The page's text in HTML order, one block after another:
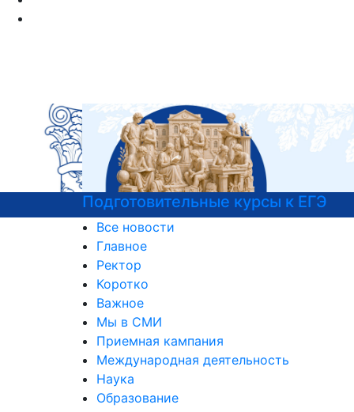
Подготовительные курсы к ЕГЭ
Все новости
Главное
Ректор
Коротко
Важное
Мы в СМИ
Приемная кампания
Международная деятельность
Наука
Образование